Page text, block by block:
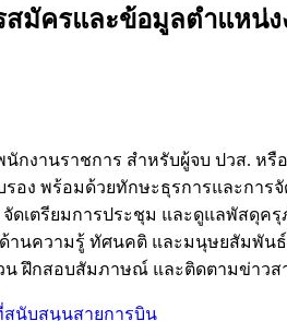
สมัครและข้อมูลตำแหน่ง
กงานราชการ สำหรับผู้จบ ปวส. ห
ง พร้อมด้วยทักษะธุรการและการจั
ดเตรียมการประชุม และดูแลพัสดุค
านความรู้ ทัศนคติ และมนุษยสัมพันธ์
น ฝึกสอบสัมภาษณ์ และติดตามข่าว
สนับสนุนสายการบิน